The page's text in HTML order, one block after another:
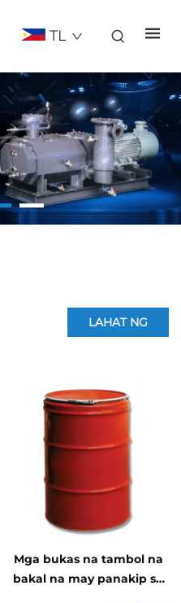
TL
LAHAT NG
Mga bukas na tambol na
bakal na may panakip sa